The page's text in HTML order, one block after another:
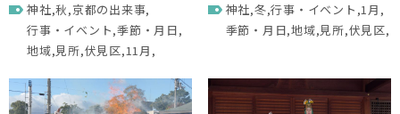
神社 秋 京都の出来事
行事・イベント 季節・月日
地域 見所 伏見区 11月
神社 冬 行事・イベント 1月
季節・月日 地域 見所 伏見区